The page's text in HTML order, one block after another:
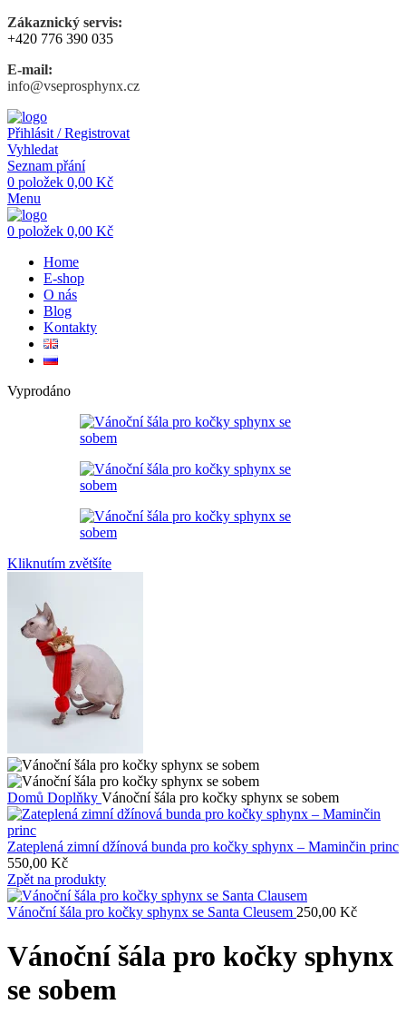
Zákaznický servis:
+420 776 390 035
E-mail:
info@vseprosphynx.cz
Přihlásit / Registrovat
Vyhledat
Seznam přání
0 položek 0,00 Kč
Menu
0 položek 0,00 Kč
Home
E-shop
O nás
Blog
Kontakty
Vyprodáno
Kliknutím zvětšíte
Domů Doplňky Vánoční šála pro kočky sphynx se sobem
Zateplená zimní džínová bunda pro kočky sphynx – Maminčin princ
550,00 Kč
Zpět na produkty
Vánoční šála pro kočky sphynx se Santa Cleusem 250,00 Kč
Vánoční šála pro kočky sphynx
se sobem